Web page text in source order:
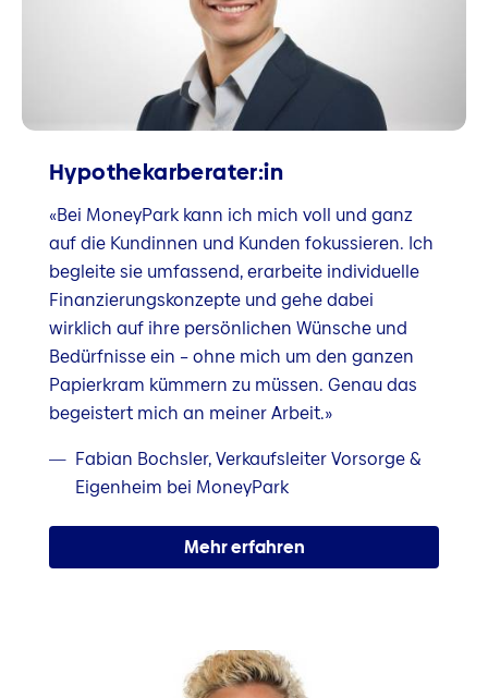
Hypothekarberater:in
«Bei MoneyPark kann ich mich voll und ganz
auf die Kundinnen und Kunden fokussieren. Ich
begleite sie umfassend, erarbeite individuelle
Finanzierungskonzepte und gehe dabei
wirklich auf ihre persönlichen Wünsche und
Bedürfnisse ein – ohne mich um den ganzen
Papierkram kümmern zu müssen. Genau das
begeistert mich an meiner Arbeit.»
Fabian Bochsler, Verkaufsleiter Vorsorge &
Eigenheim bei MoneyPark
Mehr erfahren